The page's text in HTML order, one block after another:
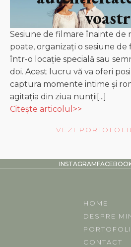
Sesiune de filmare înainte de
poate, organizați o sesiune
într-o locație specială sau
doi. Acest lucru vă va oferi
captura momente intime și
agitația din ziua nunții[...]
Citește articolul>>
VEZI
INSTAGRAM
HOME
DESPRE
CONTACT